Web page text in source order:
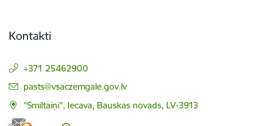
Kontakti
+371 25462900
E-pasts:
pasts@vsaczemgale.gov.lv
"Smiltaiņi", Iecava, Bauskas novads, LV-3913